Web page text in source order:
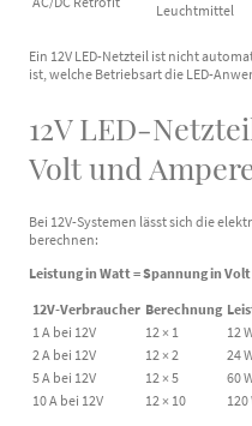
Leuchtmittel
Ein 12V LED-Netzteil ist nicht
ist, welche Betriebsart die LED-
12V LED-
Volt und
Bei 12V-Systemen lässt sich die
berechnen:
Leistung in Watt = Spannung in
12V-Verbraucher Berechnung
1 A bei 12V
12 × 1
12
2 A bei 12V
12 × 2
24
5 A bei 12V
12 × 5
60
10 A bei 12V
12 × 10 120